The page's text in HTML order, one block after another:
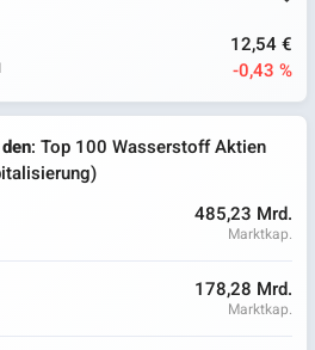
12,54 €
-0,43 %
: Top 100 Wasserstoff Aktien
485,23 Mrd.
Marktkap.
178,28 Mrd.
Marktkap.